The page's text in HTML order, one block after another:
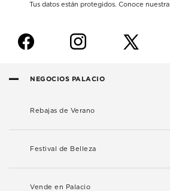
Tus datos están protegidos. Conoce nuestra
f i
NEGOCIOS PALACIO
Rebajas de Verano
Festival de Belleza
Vende en Palacio